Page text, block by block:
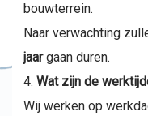
bouwterrein.
Naar verwachting
jaargaan duren.
Wat zijn de
Wij werken op